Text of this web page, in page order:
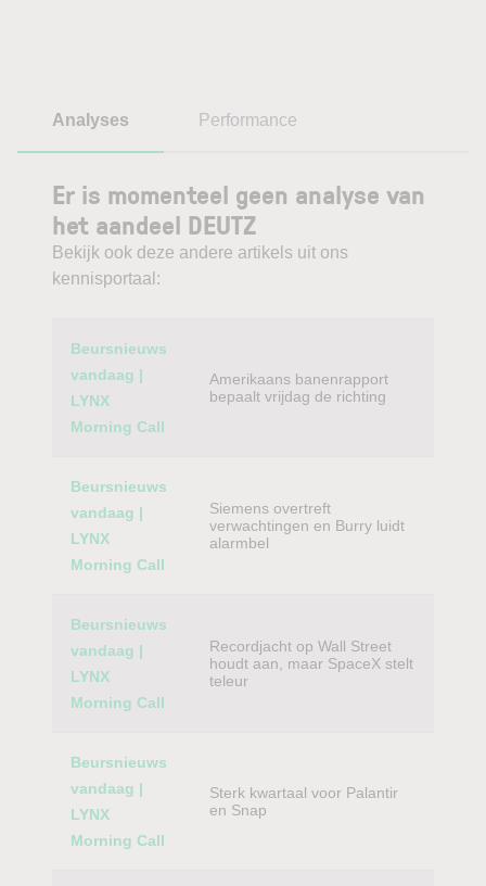
Analyses Performance
Er is momenteel geen analyse van
het aandeel DEUTZ
Bekijk ook deze andere artikels uit ons
kennisportaal:
Category
Beursnieuws
vandaag |
LYNX
Morning Call
Amerikaans banenrapport
bepaalt vrijdag de richting
Beursnieuws
vandaag |
LYNX
Morning Call
Siemens overtreft
verwachtingen en Burry luidt
alarmbel
Beursnieuws
vandaag |
LYNX
Morning Call
Recordjacht op Wall Street
houdt aan, maar SpaceX stelt
teleur
Beursnieuws
vandaag |
LYNX
Morning Call
Sterk kwartaal voor Palantir
en Snap